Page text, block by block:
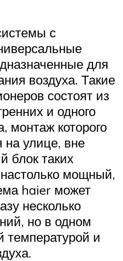
с
для
воздуха. Такие
состоят из
и одного
монтаж которого
на улице, вне
блок таких
мощный,
haier может
несколько
но в одном
и